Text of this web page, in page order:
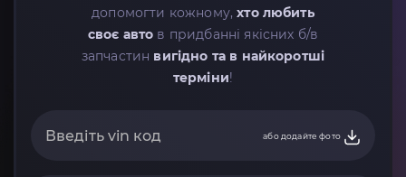
допомогти кожному,хто любить
своє авто в придбанні якісних б/в
запчастин вигідно та в найкоротші
терміни!
або додайте фото